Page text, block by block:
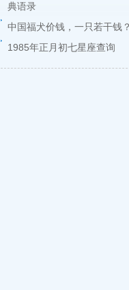
典语录
中国福犬价钱，一只若干钱？
1985年正月初七星座查询